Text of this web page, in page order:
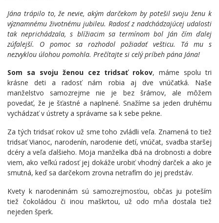
Jána trápilo to, že nevie, akým darčekom by potešil svoju ženu k
významnému životnému jubileu. Radosť z nadchádzajúcej udalosti
tak neprichádzala, s blížiacim sa termínom bol Ján čím ďalej
zúfalejší. O pomoc sa rozhodol požiadať vešticu. Tá mu s
nezvyklou úlohou pomohla. Prečítajte si celý príbeh pána Jána!
Som sa svoju ženou cez tridsať rokov, máme spolu tri
krásne deti a radosť nám robia aj dve vnúčatká. Naše
manželstvo samozrejme nie je bez šrámov, ale môžem
povedať, že je šťastné a naplnené. Snažíme sa jeden druhému
vychádzať v ústrety a správame sa k sebe pekne.
Za tých tridsať rokov už sme toho zvládli veľa. Znamená to tiež
tridsať Vianoc, narodenín, narodenie detí, vnúčat, svadba staršej
dcéry a veľa ďalšieho. Moja manželka dbá na drobnosti a dobre
viem, ako veľkú radosť jej dokáže urobiť vhodný darček a ako je
smutná, keď sa darčekom zrovna netrafím do jej predstáv.
Kvety k narodeninám sú samozrejmosťou, občas ju poteším
tiež čokoládou či inou maškrtou, už odo mňa dostala tiež
nejeden šperk.